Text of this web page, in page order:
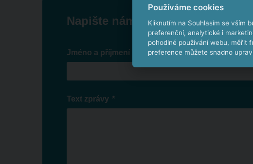
Napište nám
Jméno a příjmení
Text zprávy *
Používáme cookies
Kliknutím na Souhlasím se vším
preferenční, analytické i
pohodlné používání webu, měřit
preference můžete snadno